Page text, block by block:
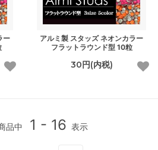
ー
アルミ製 スタッズ ネオンカラー
フラットラウンド型 10粒
30円(内税)
品中 1 - 16 表示